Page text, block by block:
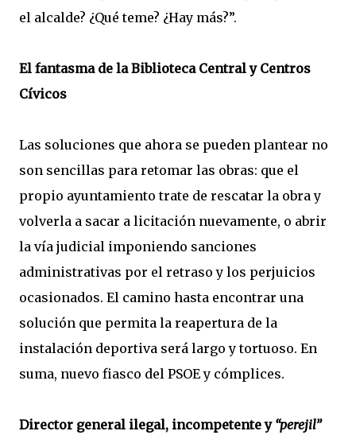
el alcalde? ¿Qué teme? ¿Hay más?”.
El fantasma de la Biblioteca Central y Centros
Cívicos
Las soluciones que ahora se pueden plantear no
son sencillas para retomar las obras: que el
propio ayuntamiento trate de rescatar la obra y
volverla a sacar a licitación nuevamente, o abrir
la vía judicial imponiendo sanciones
administrativas por el retraso y los perjuicios
ocasionados. El camino hasta encontrar una
solución que permita la reapertura de la
instalación deportiva será largo y tortuoso. En
suma, nuevo fiasco del PSOE y cómplices.
Director general ilegal, incompetente y “perejil”